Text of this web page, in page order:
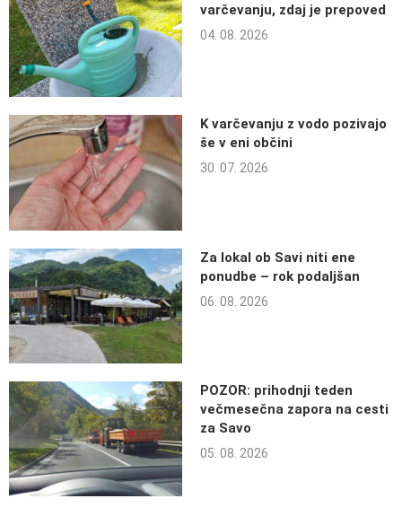
varčevanju, zdaj je prepoved
04. 08. 2026
K varčevanju z vodo pozivajo
še v eni občini
30. 07. 2026
Za lokal ob Savi niti ene
ponudbe – rok podaljšan
06. 08. 2026
POZOR: prihodnji teden
večmesečna zapora na cesti
za Savo
05. 08. 2026